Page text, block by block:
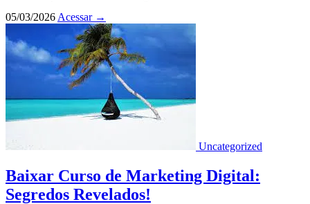
05/03/2026 Acessar →
Uncategorized
Baixar Curso de Marketing Digital:
Segredos Revelados!